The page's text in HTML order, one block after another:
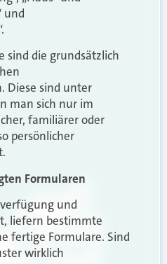
und
sind die grundsätzlich
Diese sind unter
man sich nur im
familiärer oder
persönlicher
Formularen
und
liefern bestimmte
fertige Formulare. Sind
wirklich